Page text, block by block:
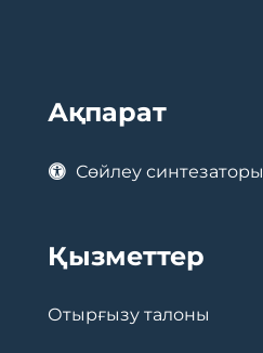
Ақпарат
Сөйлеу синтезаторы
Қызметтер
Отырғызу талоны